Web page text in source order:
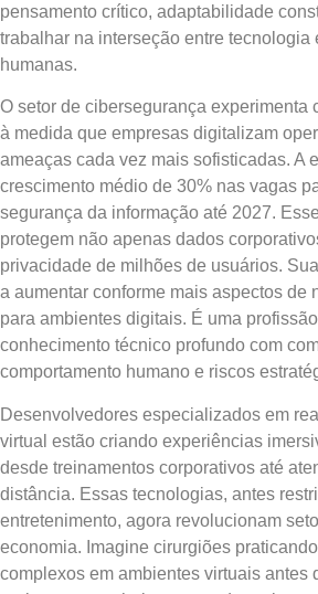
pensamento crítico, adaptabilidade
trabalhar na interseção entre tecnologia
humanas.
O setor de cibersegurança experimenta
à medida que empresas digitalizam
ameaças cada vez mais sofisticadas. A
crescimento médio de 30% nas vagas
segurança da informação até 2027.
protegem não apenas dados
privacidade de milhões de usuários.
a aumentar conforme mais aspectos de
para ambientes digitais. É uma
conhecimento técnico profundo com
comportamento humano e riscos
Desenvolvedores especializados em
virtual estão criando experiências
desde treinamentos corporativos até
distância. Essas tecnologias, antes
entretenimento, agora revolucionam
economia. Imagine cirurgiões
complexos em ambientes virtuais antes